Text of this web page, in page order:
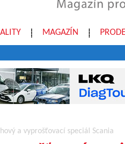
MAGAZÍN
a vyprošťovací speciál Scania